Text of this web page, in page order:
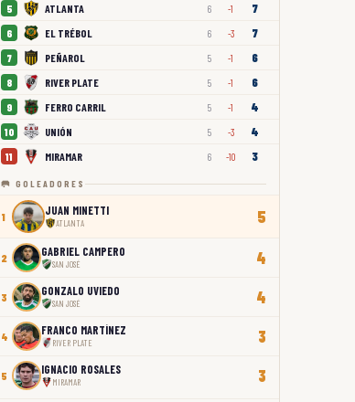
5 ATLANTA 6 -1 7
6 EL TRÉBOL 6 -3 7
7 PEÑAROL 5 -1 6
8 RIVER PLATE 5 -1 6
9 FERRO CARRIL 5 -1 4
10 UNIÓN 5 -3 4
11 MIRAMAR 6 -10 3
🥅 GOLEADORES
1 JUAN MINETTI
ATLANTA 5
2 GABRIEL CAMPERO
SAN JOSÉ 4
3 GONZALO UVIEDO
SAN JOSÉ 4
4 FRANCO MARTÍNEZ
RIVER PLATE 3
5 IGNACIO ROSALES
MIRAMAR 3